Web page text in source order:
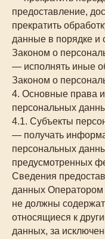
предоставление,
прекратить
данные в порядке и
Законом о
— исполнять иные
Законом о
4. Основные права и
персональных
4.1. Субъекты
— получать
персональных
предусмотренных
Сведения
данных
не должны
относящиеся к
данных, за